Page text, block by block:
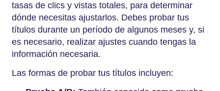
tasas de clics y vistas totales, para determinar
dónde necesitas ajustarlos. Debes probar tus
títulos durante un período de algunos meses y, si
es necesario, realizar ajustes cuando tengas la
información necesaria.
Las formas de probar tus títulos incluyen: